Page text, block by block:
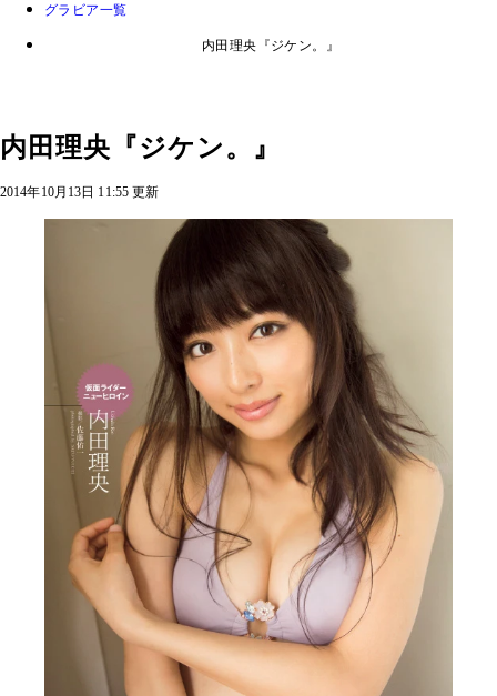
グラビア一覧
内田理央『ジケン。』
内田理央『ジケン。』
2014年10月13日 11:55 更新